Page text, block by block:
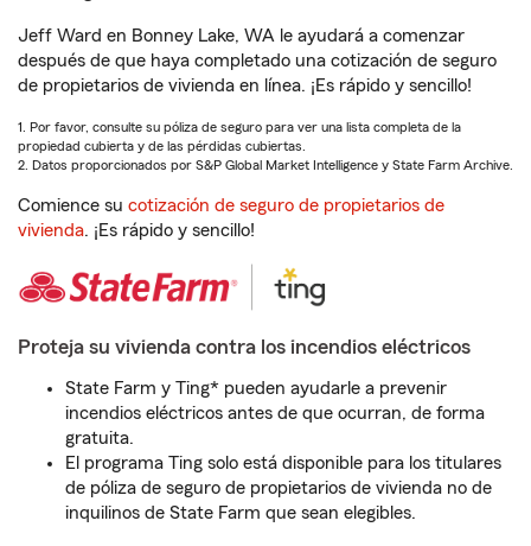
Jeff Ward en Bonney Lake, WA le ayudará a comenzar
después de que haya completado una cotización de seguro
de propietarios de vivienda en línea. ¡Es rápido y sencillo!
1. Por favor, consulte su póliza de seguro para ver una lista completa de la
propiedad cubierta y de las pérdidas cubiertas.
2. Datos proporcionados por S&P Global Market Intelligence y State Farm Archive.
Comience su cotización de seguro de propietarios de
vivienda. ¡Es rápido y sencillo!
Proteja su vivienda contra los incendios eléctricos
State Farm y Ting* pueden ayudarle a prevenir
incendios eléctricos antes de que ocurran, de forma
gratuita.
El programa Ting solo está disponible para los titulares
de póliza de seguro de propietarios de vivienda no de
inquilinos de State Farm que sean elegibles.